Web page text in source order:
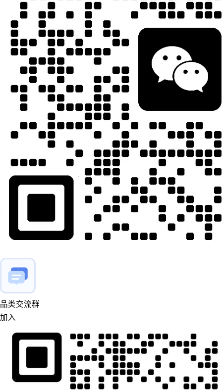
品类交流群
加入